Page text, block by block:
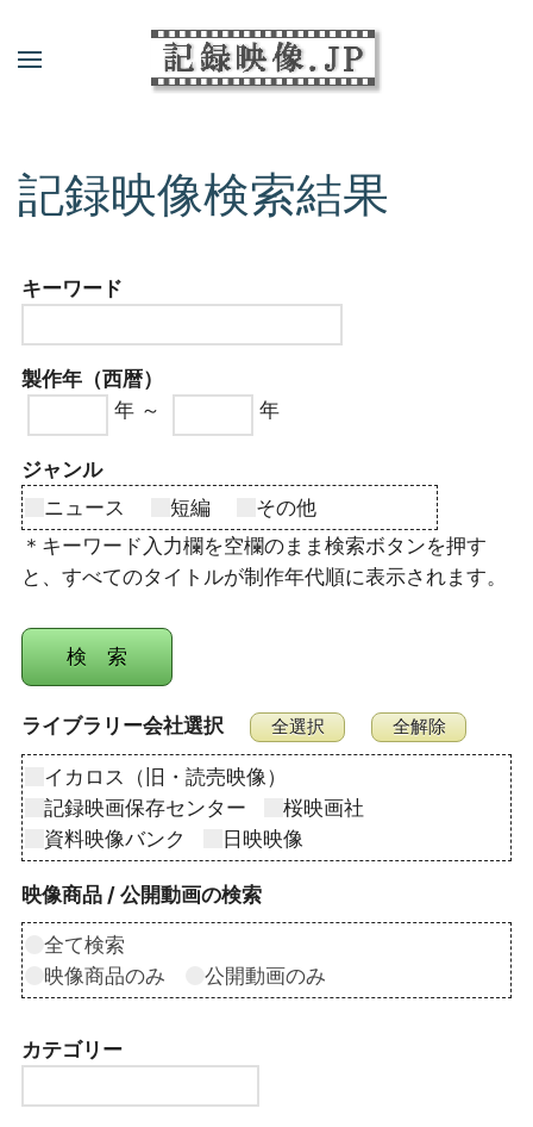
記録映像検索結果
キーワード
製作年（西暦）
年 ～
年
ジャンル
ニュース
短編
その他
＊キーワード入力欄を空欄のまま検索ボタンを押す
と、すべてのタイトルが制作年代順に表示されます。
ライブラリー会社選択
イカロス（旧・読売映像）
記録映画保存センター
桜映画社
資料映像バンク
日映映像
映像商品 / 公開動画の検索
全て検索
映像商品のみ
公開動画のみ
カテゴリー